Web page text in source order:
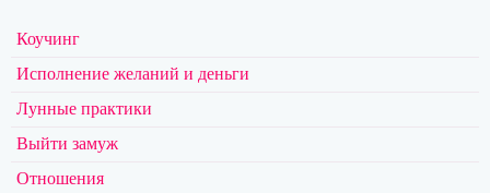
Коучинг
Исполнение желаний и деньги
Лунные практики
Выйти замуж
Отношения